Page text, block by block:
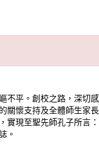
不平。創校之路，深切
關懷支持及全體師生家
實現至聖先師孔子所言
。